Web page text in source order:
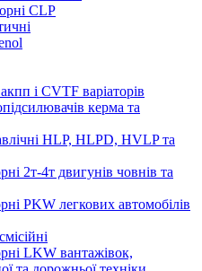
CLP
і CVTF варіаторів
керма та
HLP, HLPD, HVLP та
2т-4т двигунів човнів та
PKW легкових автомобілів
LKW вантажівок,